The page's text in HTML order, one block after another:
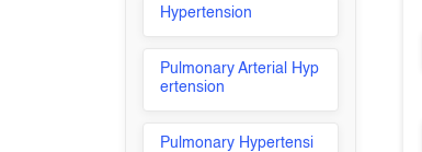
Hypertension
Pulmonary Arterial Hyp
ertension
Pulmonary Hypertensi